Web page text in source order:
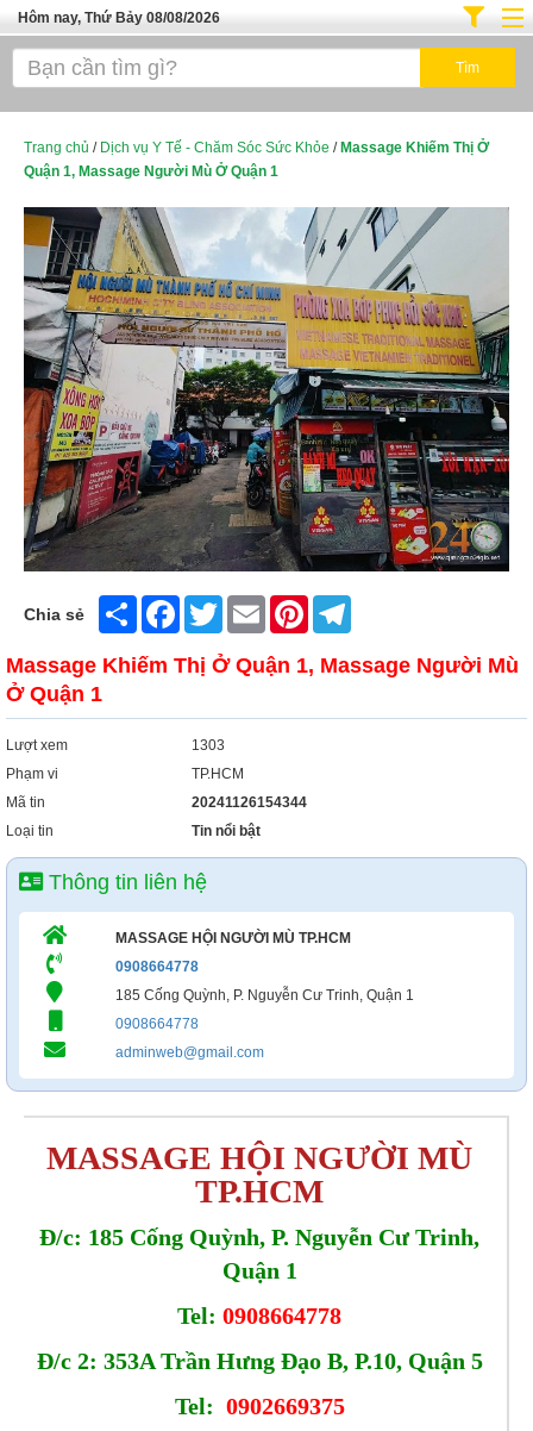
Hôm nay, Thứ Bảy 08/08/2026
Trang chủ
Tuyển Sinh Đào Tạo
Đồ Dùng Nội Ngoại Thất
Điện Tử Điện Máy
Làm Đẹp
Thời Trang
Việc Làm
Dịch Vụ
Hàng Tiêu Dùng
Xây Dựng
Trang chủ / Dịch vụ Y Tế - Chăm Sóc Sức Khỏe / Massage Khiếm Thị Ở
Quận 1, Massage Người Mù Ở Quận 1
Chia sẻ Share FacebookTwitter Email Pinterest
Massage Khiếm Thị Ở Quận 1, Massage Người Mù
Ở Quận 1
Lượt xem
1303
Phạm vi
TP.HCM
Mã tin
20241126154344
Loại tin
Tin nổi bật
Thông tin liên hệ
MASSAGE HỘI NGƯỜI MÙ TP.HCM
0908664778
185 Cống Quỳnh, P. Nguyễn Cư Trinh, Quận 1
0908664778
adminweb@gmail.com
MASSAGE HỘI NGƯỜI MÙ
TP.HCM
Đ/c: 185 Cống Quỳnh, P. Nguyễn Cư Trinh,
Quận 1
Tel: 0908664778
Đ/c 2: 353A Trần Hưng Đạo B, P.10, Quận 5
Tel: 0902669375